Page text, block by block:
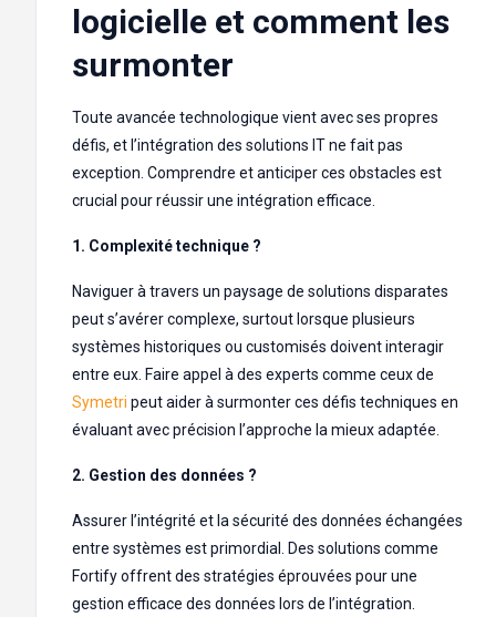
logicielle et comment les
surmonter
Toute avancée technologique vient avec ses propres
défis, et l’intégration des solutions IT ne fait pas
exception. Comprendre et anticiper ces obstacles est
crucial pour réussir une intégration efficace.
1. Complexité technique ?
Naviguer à travers un paysage de solutions disparates
peut s’avérer complexe, surtout lorsque plusieurs
systèmes historiques ou customisés doivent interagir
entre eux. Faire appel à des experts comme ceux de
Symetri peut aider à surmonter ces défis techniques en
évaluant avec précision l’approche la mieux adaptée.
2. Gestion des données ?
Assurer l’intégrité et la sécurité des données échangées
entre systèmes est primordial. Des solutions comme
Fortify offrent des stratégies éprouvées pour une
gestion efficace des données lors de l’intégration.